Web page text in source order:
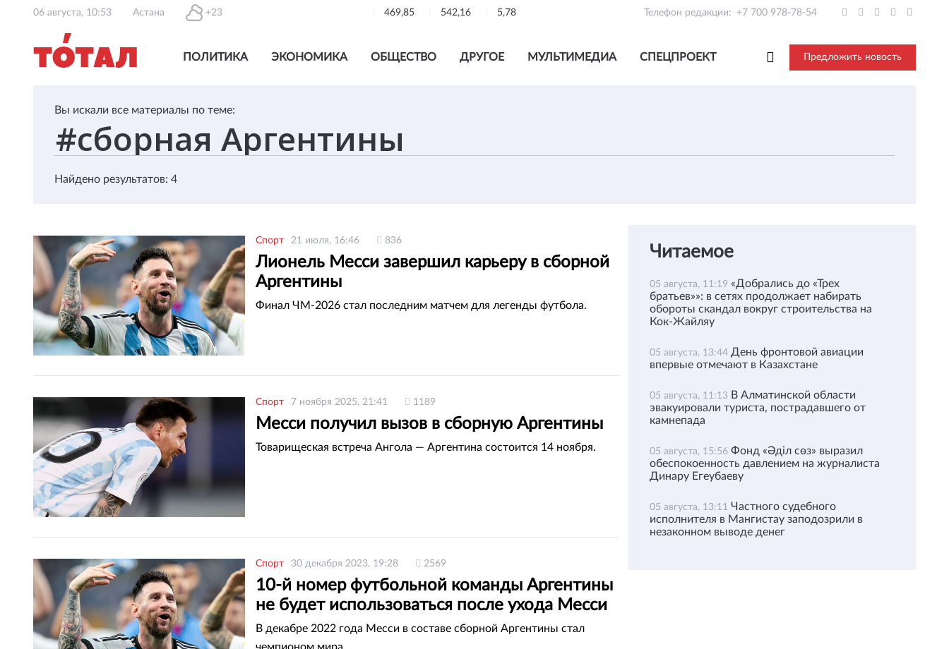
06 августа, 10:53 Астана +23 469,85 542,16 5,78 Телефон редакции: +7 700 978-78-54
ПОЛИТИКА ЭКОНОМИКА ОБЩЕСТВО ДРУГОЕ МУЛЬТИМЕДИА СПЕЦПРОЕКТ Предложить новость
Вы искали все материалы по теме:
Найдено результатов: 4
Спорт 21 июля, 16:46 836
Лионель Месси завершил карьеру в сборной
Аргентины
Финал ЧМ-2026 стал последним матчем для легенды футбола.
Спорт 7 ноября 2025, 21:41 1189
Месси получил вызов в сборную Аргентины
Товарищеская встреча Ангола — Аргентина состоится 14 ноября.
Спорт 30 декабря 2023, 19:28 2569
10-й номер футбольной команды Аргентины
не будет использоваться после ухода Месси
В декабре 2022 года Месси в составе сборной Аргентины стал
Читаемое
05 августа, 11:19 «Добрались до «Трех
братьев»»: в сетях продолжает набирать
обороты скандал вокруг строительства на
Кок-Жайляу
05 августа, 13:44 День фронтовой авиации
впервые отмечают в Казахстане
05 августа, 11:13 В Алматинской области
эвакуировали туриста, пострадавшего от
камнепада
05 августа, 15:56 Фонд «Әділ сөз» выразил
обеспокоенность давлением на журналиста
Динару Егеубаеву
05 августа, 13:11 Частного судебного
исполнителя в Мангистау заподозрили в
незаконном выводе денег